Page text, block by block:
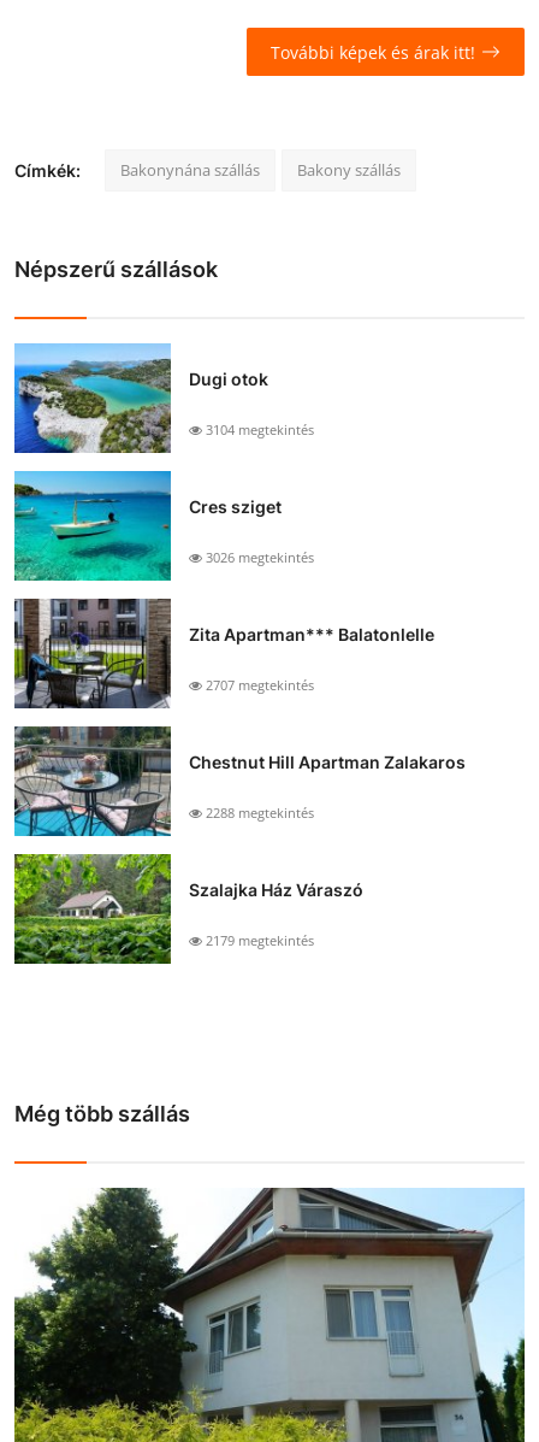
További képek és árak itt!
Címkék: Bakonynána szállás Bakony szállás
Népszerű szállások
Dugi otok
3104 megtekintés
Cres sziget
3026 megtekintés
Zita Apartman*** Balatonlelle
2707 megtekintés
Chestnut Hill Apartman Zalakaros
2288 megtekintés
Szalajka Ház Váraszó
2179 megtekintés
Még több szállás